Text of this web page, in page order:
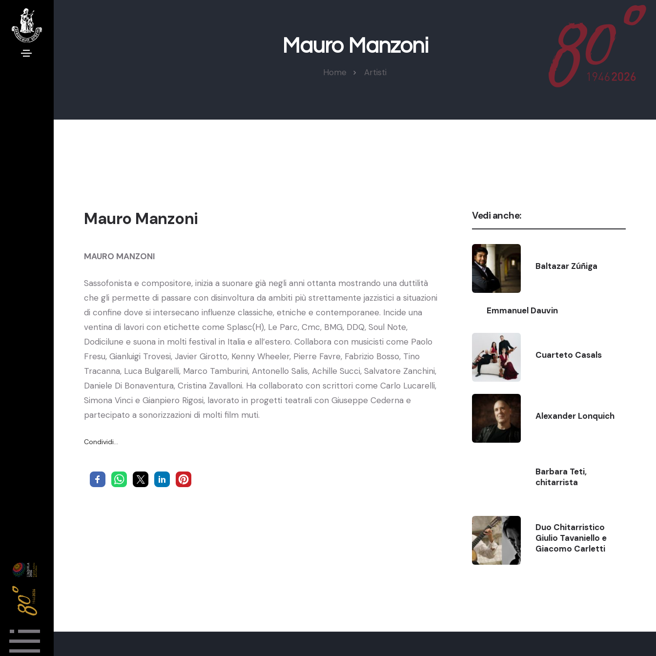
Mauro Manzoni
Home Artisti
Mauro Manzoni
MAURO MANZONI
Sassofonista e compositore, inizia a suonare già negli anni ottanta mostrando una duttilità
che gli permette di passare con disinvoltura da ambiti più strettamente jazzistici a situazioni
di confine dove si intersecano influenze classiche, etniche e contemporanee. Incide una
ventina di lavori con etichette come Splasc(H), Le Parc, Cmc, BMG, DDQ, Soul Note,
Dodicilune e suona in molti festival in Italia e all’estero. Collabora con musicisti come Paolo
Fresu, Gianluigi Trovesi, Javier Girotto, Kenny Wheeler, Pierre Favre, Fabrizio Bosso, Tino
Tracanna, Luca Bulgarelli, Marco Tamburini, Antonello Salis, Achille Succi, Salvatore Zanchini,
Daniele Di Bonaventura, Cristina Zavalloni. Ha collaborato con scrittori come Carlo Lucarelli,
Simona Vinci e Gianpiero Rigosi, lavorato in progetti teatrali con Giuseppe Cederna e
partecipato a sonorizzazioni di molti film muti.
Condividi…
Vedi anche:
Baltazar Zúñiga
Emmanuel Dauvin
Cuarteto Casals
Alexander Lonquich
Barbara Teti,
chitarrista
Duo Chitarristico
Giulio Tavaniello e
Giacomo Carletti